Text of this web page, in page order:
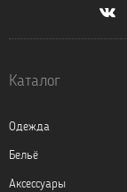
Каталог
Одежда
Бельё
Аксессуары